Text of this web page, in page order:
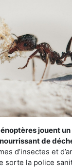
jouent
de
d’insectes et
sorte la police